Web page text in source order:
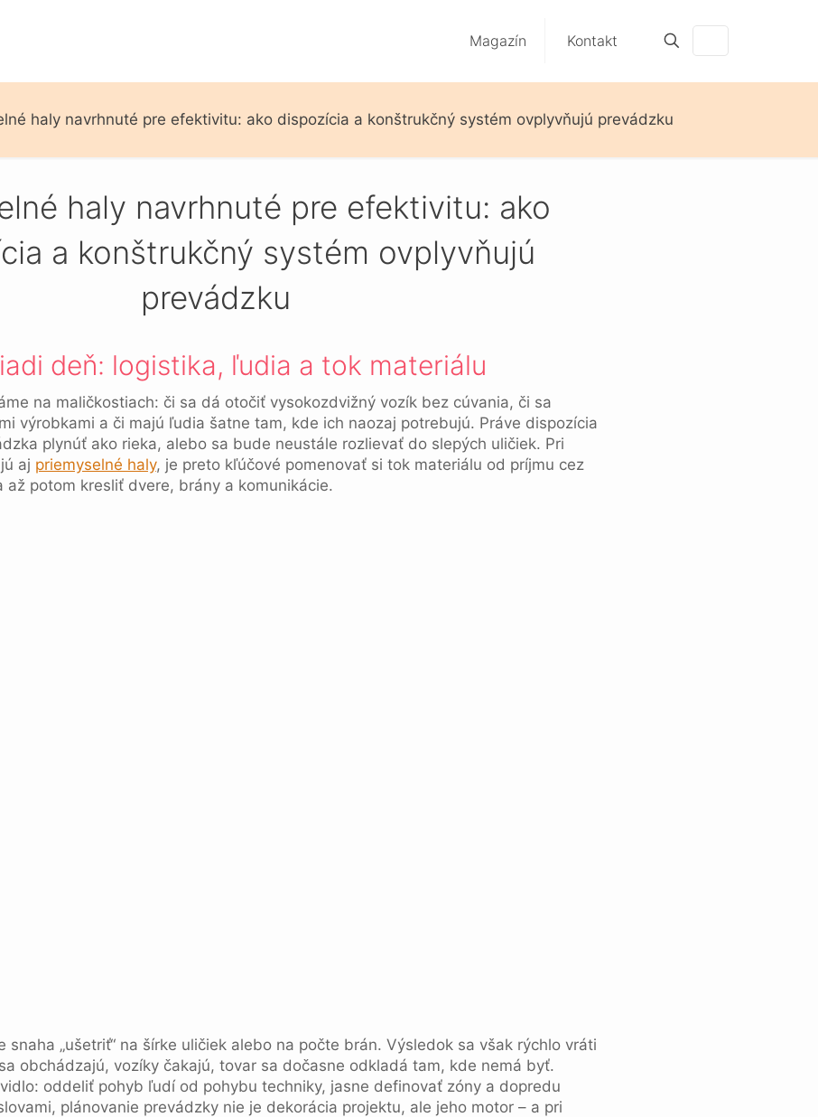
Magazín Kontakt
haly navrhnuté pre efektivitu: ako dispozícia a konštrukčný systém ovplyvňujú prevádzku
haly navrhnuté pre efektivitu: ako
a konštrukčný systém ovplyvňujú
prevádzku
deň: logistika, ľudia a tok materiálu
na maličkostiach: či sa dá otočiť vysokozdvižný vozík bez cúvania, či sa
výrobkami a či majú ľudia šatne tam, kde ich naozaj potrebujú. Práve dispozícia
plynúť ako rieka, alebo sa bude neustále rozlievať do slepých uličiek. Pri
aj priemyselné haly, je preto kľúčové pomenovať si tok materiálu od príjmu cez
až potom kresliť dvere, brány a komunikácie.
snaha „ušetriť“ na šírke uličiek alebo na počte brán. Výsledok sa však rýchlo vráti
obchádzajú, vozíky čakajú, tovar sa dočasne odkladá tam, kde nemá byť.
oddeliť pohyb ľudí od pohybu techniky, jasne definovať zóny a dopredu
plánovanie prevádzky nie je dekorácia projektu, ale jeho motor – a pri